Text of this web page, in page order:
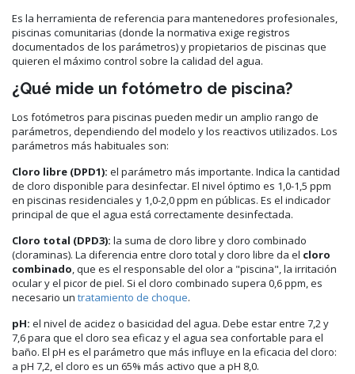
Es la herramienta de referencia para mantenedores profesionales,
piscinas comunitarias (donde la normativa exige registros
documentados de los parámetros) y propietarios de piscinas que
quieren el máximo control sobre la calidad del agua.
¿Qué mide un fotómetro de piscina?
Los fotómetros para piscinas pueden medir un amplio rango de
parámetros, dependiendo del modelo y los reactivos utilizados. Los
parámetros más habituales son:
Cloro libre (DPD1): el parámetro más importante. Indica la cantidad
de cloro disponible para desinfectar. El nivel óptimo es 1,0-1,5 ppm
en piscinas residenciales y 1,0-2,0 ppm en públicas. Es el indicador
principal de que el agua está correctamente desinfectada.
Cloro total (DPD3): la suma de cloro libre y cloro combinado
(cloraminas). La diferencia entre cloro total y cloro libre da el cloro
combinado, que es el responsable del olor a "piscina", la irritación
ocular y el picor de piel. Si el cloro combinado supera 0,6 ppm, es
necesario un tratamiento de choque.
pH: el nivel de acidez o basicidad del agua. Debe estar entre 7,2 y
7,6 para que el cloro sea eficaz y el agua sea confortable para el
baño. El pH es el parámetro que más influye en la eficacia del cloro:
a pH 7,2, el cloro es un 65% más activo que a pH 8,0.